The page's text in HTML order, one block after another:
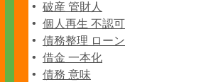
破産 管財人
個人再生 不認可
債務整理 ローン
借金 一本化
債務 意味